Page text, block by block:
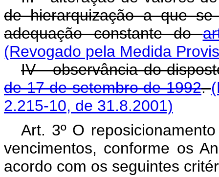
de hierarquização a que
adequação constante do
(Revogado pela Medida
IV - observância do
de 17 de setembro de 1992.
2.215-10, de 31.8.2001)
Art. 3º O
vencimentos, conforme os
acordo com os seguintes